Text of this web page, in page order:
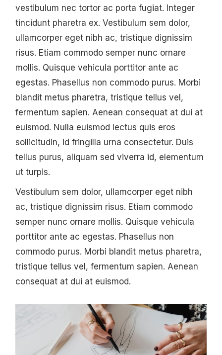
vestibulum nec tortor ac porta fugiat. Integer
tincidunt pharetra ex. Vestibulum sem dolor,
ullamcorper eget nibh ac, tristique dignissim
risus. Etiam commodo semper nunc ornare
mollis. Quisque vehicula porttitor ante ac
egestas. Phasellus non commodo purus. Morbi
blandit metus pharetra, tristique tellus vel,
fermentum sapien. Aenean consequat at dui at
euismod. Nulla euismod lectus quis eros
sollicitudin, id fringilla urna consectetur. Duis
tellus purus, aliquam sed viverra id, elementum
ut turpis.
Vestibulum sem dolor, ullamcorper eget nibh
ac, tristique dignissim risus. Etiam commodo
semper nunc ornare mollis. Quisque vehicula
porttitor ante ac egestas. Phasellus non
commodo purus. Morbi blandit metus pharetra,
tristique tellus vel, fermentum sapien. Aenean
consequat at dui at euismod.